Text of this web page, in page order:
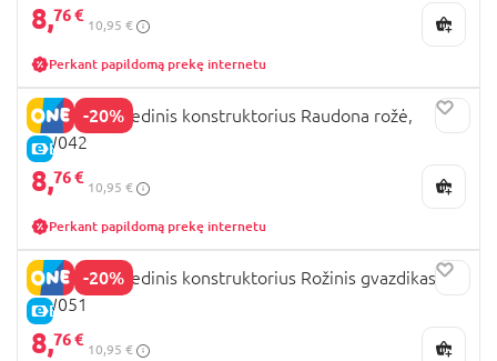
8,76 €
10,95 €
Perkant papildomą prekę internetu
-20%
E-KAINA
ROWOOD Medinis konstruktorius Raudona rožė,
TW042
8,76 €
10,95 €
Perkant papildomą prekę internetu
-20%
E-KAINA
ROWOOD Medinis konstruktorius Rožinis gvazdikas,
TW051
8,76 €
10,95 €